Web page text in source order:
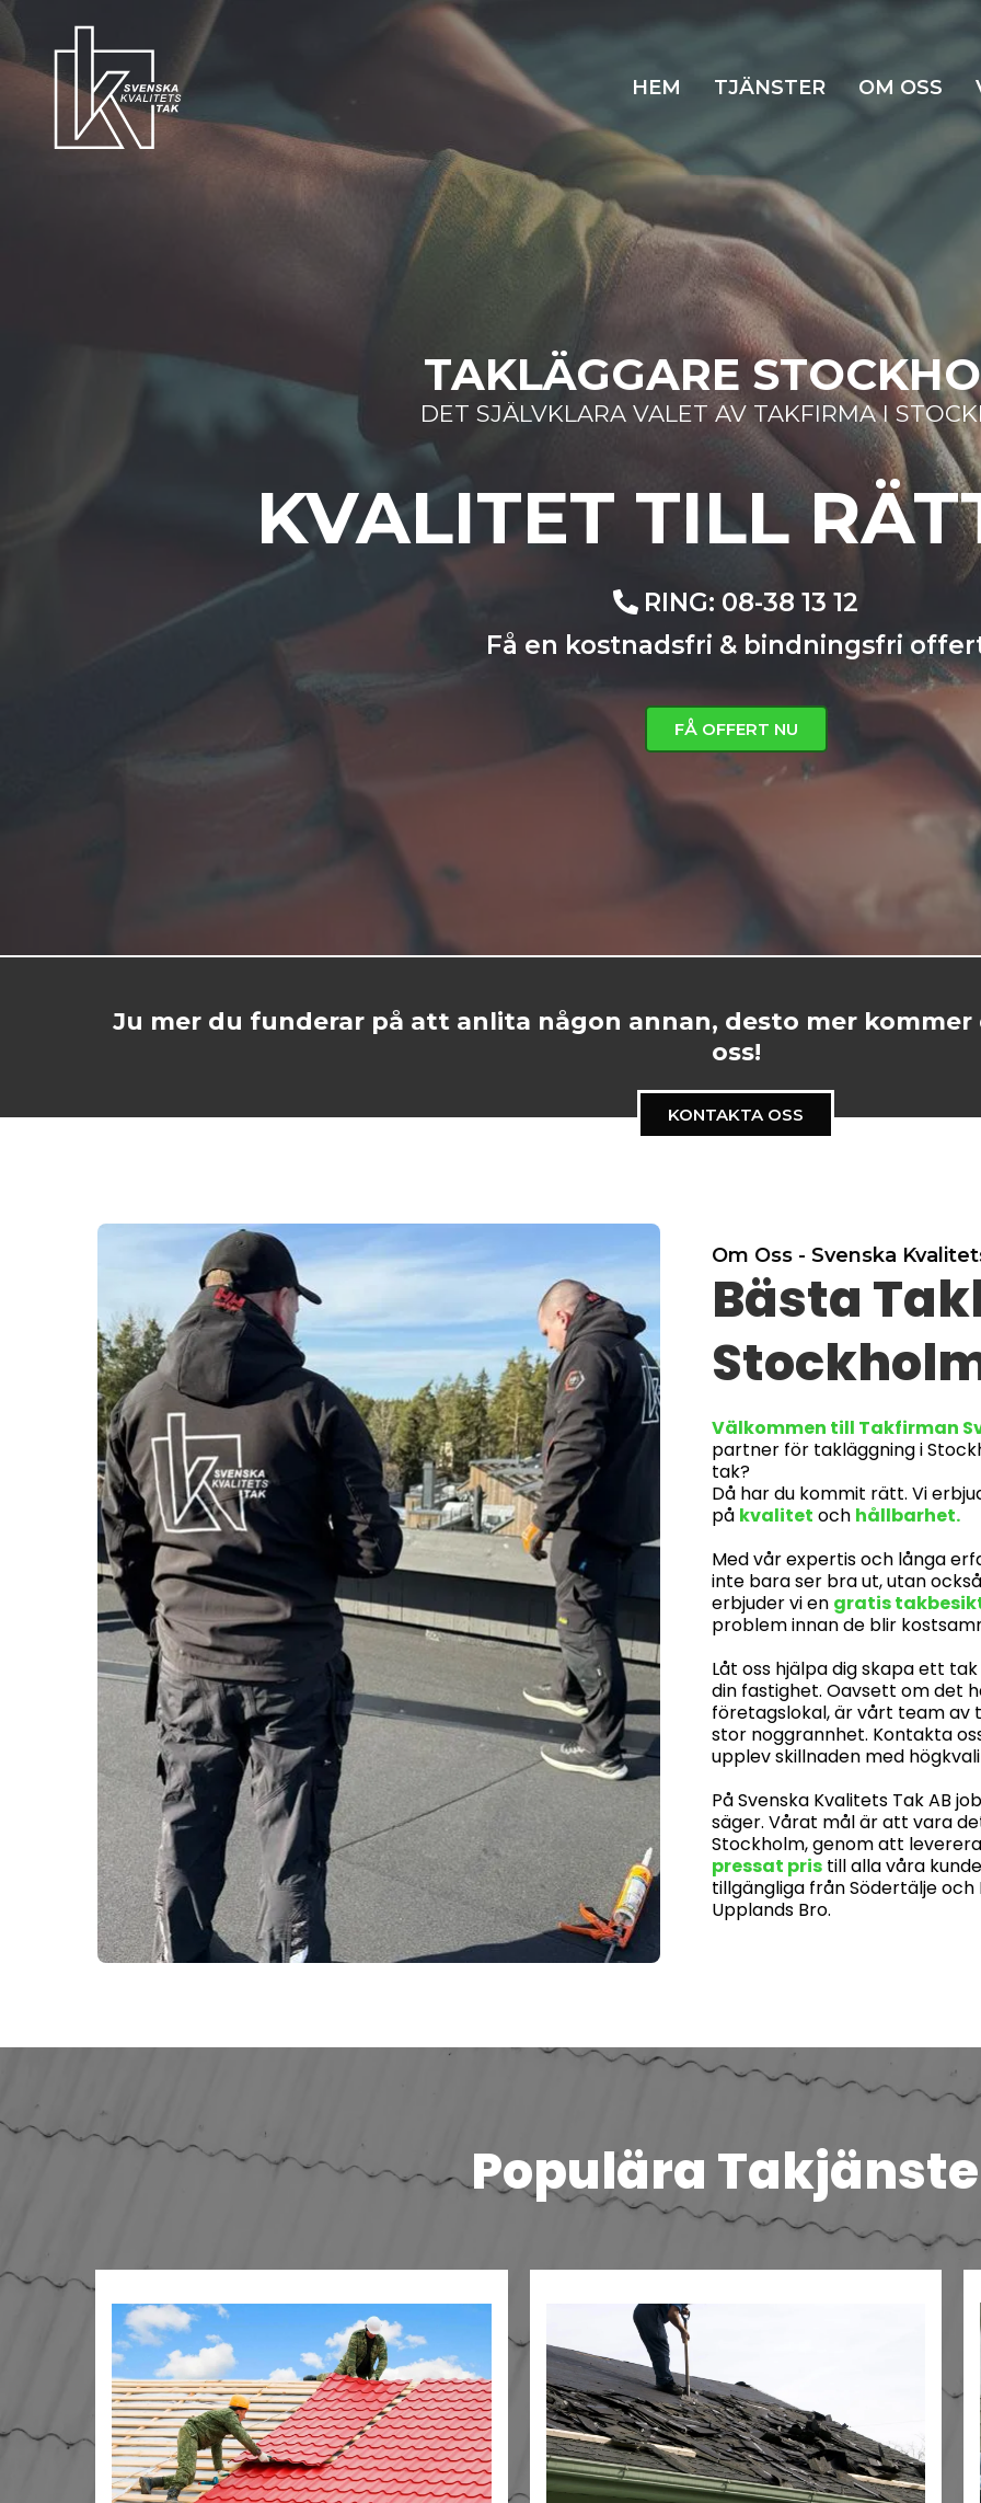
HEM TJÄNSTER OM OSS
TAKLÄGGARE
DET SJÄLVKLARA VALET AV TAKFIRMA I
KVALITET TILL
RING: 08-38 13 12
Få en kostnadsfri & bindningsfri
FÅ OFFERT NU
Ju mer du funderar på att anlita någon annan, desto mer
oss!
KONTAKTA OSS
Om Oss - Svenska
Bästa
Välkommen till Takfirman
partner för takläggning i
tak?
Då har du kommit rätt. Vi
på kvalitet och hållbarhet.
Med vår expertis och långa
inte bara ser bra ut, utan
erbjuder vi en gratis
problem innan de blir
Låt oss hjälpa dig skapa ett
din fastighet. Oavsett om det
företagslokal, är vårt team
stor noggrannhet. Kontakta
upplev skillnaden med
På Svenska Kvalitets Tak AB
säger. Vårat mål är att vara
Stockholm, genom att
pressat pris till alla våra
tillgängliga från Södertälje
Upplands Bro.
Populära